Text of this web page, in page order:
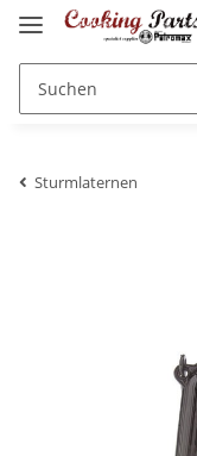
Sturmlaternen